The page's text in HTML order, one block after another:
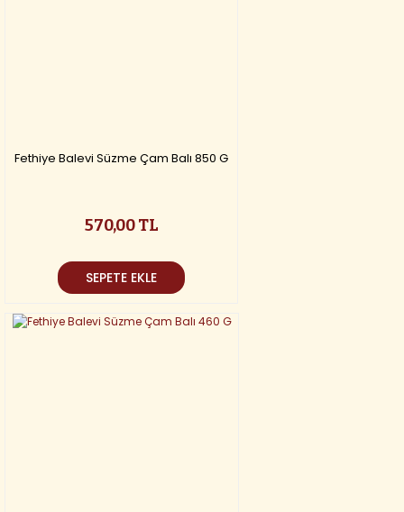
Fethiye Balevi Süzme Çam Balı 850 G
570,00 TL
SEPETE EKLE